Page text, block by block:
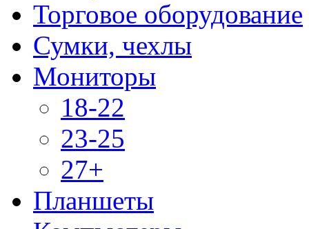
Торговое оборудование
Сумки, чехлы
Мониторы
18-22
23-25
27+
Планшеты